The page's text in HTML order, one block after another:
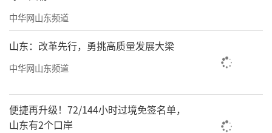
中华网山东频道
山东：改革先行，勇挑高质量发展大梁
中华网山东频道
便捷再升级！72/144小时过境免签名单，
山东有2个口岸